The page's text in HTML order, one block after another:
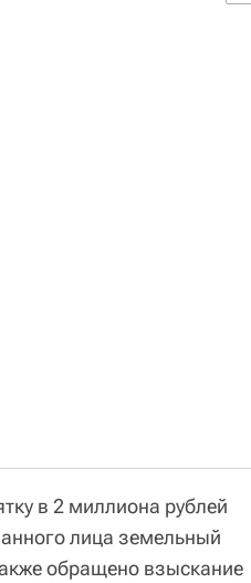
в 2 миллиона рублей
лица земельный
обращено взыскание